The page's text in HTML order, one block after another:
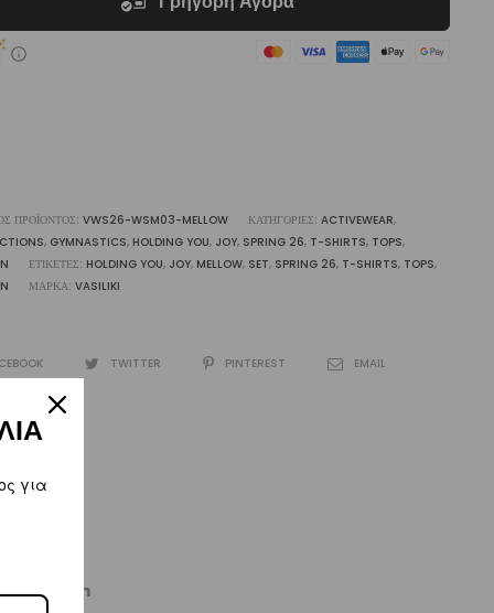
ΠΡΟΪΌΝΤΟΣ: VWS26-WSM03-MELLOW ΚΑΤΗΓΟΡΊΕΣ: ACTIVEWEAR,
, GYMNASTICS, HOLDING YOU, JOY, SPRING 26, T-SHIRTS, TOPS,
ΕΤΙΚΈΤΕΣ: HOLDING YOU, JOY, MELLOW, SET, SPRING 26, T-SHIRTS, TOPS,
ΜΆΡΚΑ: VASILIKI
TWITTER PINTEREST EMAIL
για